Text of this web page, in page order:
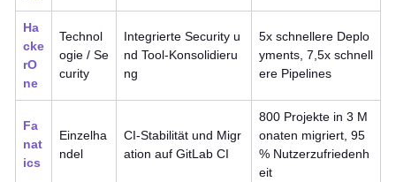
Ha
cke
rO
ne
Technol
ogie / Se
curity
Integrierte Security u
nd Tool-Konsolidieru
ng
5x schnellere Deplo
yments, 7,5x schnell
ere Pipelines
Fa
nat
ics
Einzelha
ndel
CI-Stabilität und Migr
ation auf GitLab CI
800 Projekte in 3 M
onaten migriert, 95
% Nutzerzufriedenh
eit